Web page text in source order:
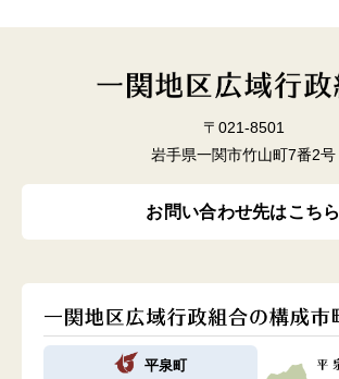
〒021-8501
岩手県一関市竹山町7番2号
お問い合わせ先はこちら
平泉町